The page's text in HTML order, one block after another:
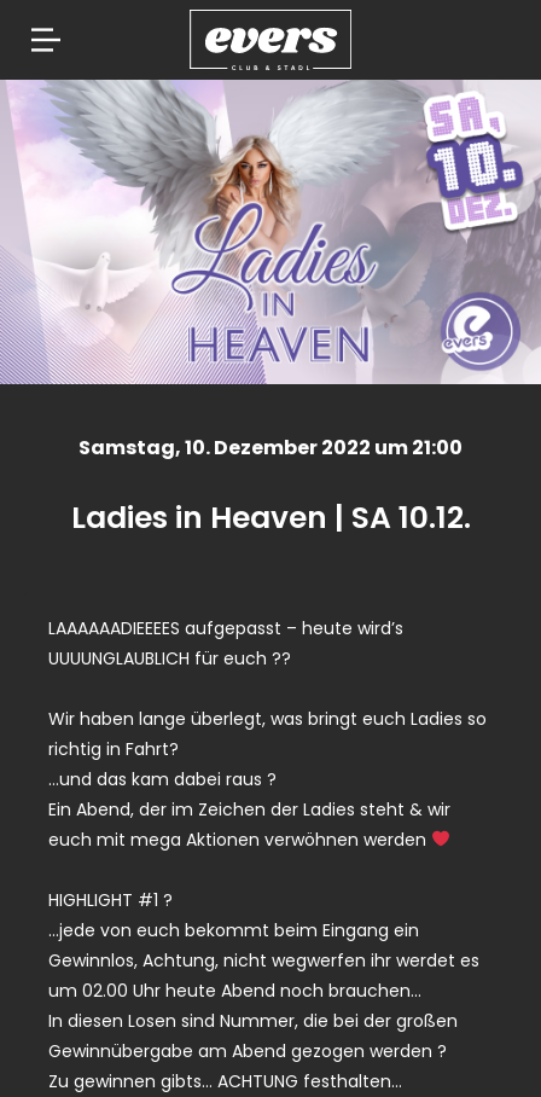
Springe
zum
Inhalt
Samstag, 10. Dezember 2022 um 21:00
Ladies in Heaven | SA 10.12.
LAAAAAADIEEEES aufgepasst – heute wird’s
UUUUNGLAUBLICH für euch ??
Wir haben lange überlegt, was bringt euch Ladies so
richtig in Fahrt?
…und das kam dabei raus ?
Ein Abend, der im Zeichen der Ladies steht & wir
euch mit mega Aktionen verwöhnen werden
HIGHLIGHT #1 ?
…jede von euch bekommt beim Eingang ein
Gewinnlos, Achtung, nicht wegwerfen ihr werdet es
um 02.00 Uhr heute Abend noch brauchen…
In diesen Losen sind Nummer, die bei der großen
Gewinnübergabe am Abend gezogen werden ?
Zu gewinnen gibts… ACHTUNG festhalten…